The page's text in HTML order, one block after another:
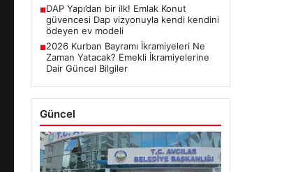
■DAP Yapı’dan bir ilk! Emlak Konut
güvencesi Dap vizyonuyla kendi kendini
ödeyen ev modeli
■2026 Kurban Bayramı İkramiyeleri Ne
Zaman Yatacak? Emekli İkramiyelerine
Dair Güncel Bilgiler
Güncel